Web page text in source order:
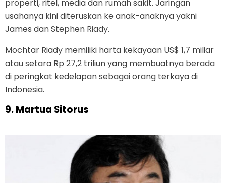
properti, ritel, media dan rumah sakit. Jaringan
usahanya kini diteruskan ke anak-anaknya yakni
James dan Stephen Riady.
Mochtar Riady memiliki harta kekayaan US$ 1,7 miliar
atau setara Rp 27,2 triliun yang membuatnya berada
di peringkat kedelapan sebagai orang terkaya di
Indonesia.
9. Martua Sitorus